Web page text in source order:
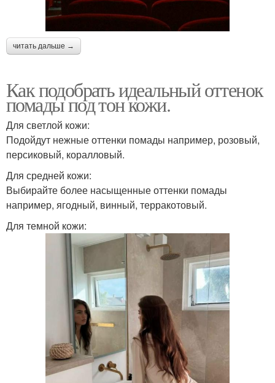
читать дальше →
Как подобрать идеальный оттенок
помады под тон кожи.
Для светлой кожи:
Подойдут нежные оттенки помады например, розовый,
персиковый, коралловый.
Для средней кожи:
Выбирайте более насыщенные оттенки помады
например, ягодный, винный, терракотовый.
Для темной кожи: